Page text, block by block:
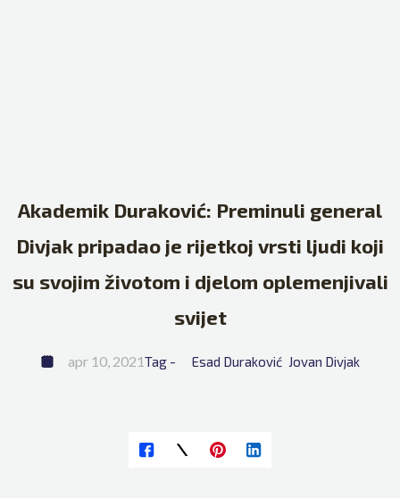
Akademik Duraković: Preminuli general
Divjak pripadao je rijetkoj vrsti ljudi koji
su svojim životom i djelom oplemenjivali
svijet
apr 10, 2021Tag - Esad Duraković Jovan Divjak